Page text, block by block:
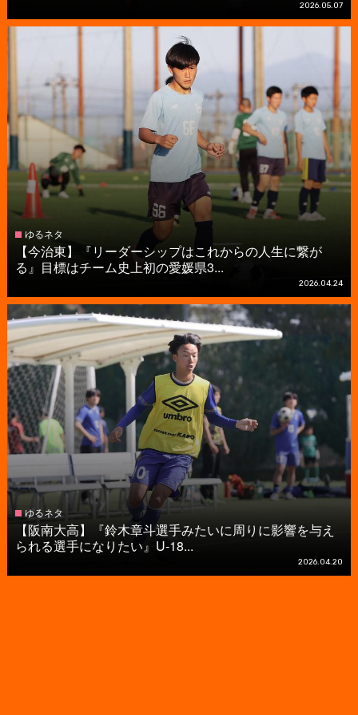
2026.05.07
ゆるネタ
【今治東】『リーダーシップはこれからの人生に繋が
る』目標はチーム史上初の愛媛県3...
2026.04.24
ゆるネタ
【阪南大高】『鈴木章斗選手みたいに周りに影響を与え
られる選手になりたい』U-18...
2026.04.20